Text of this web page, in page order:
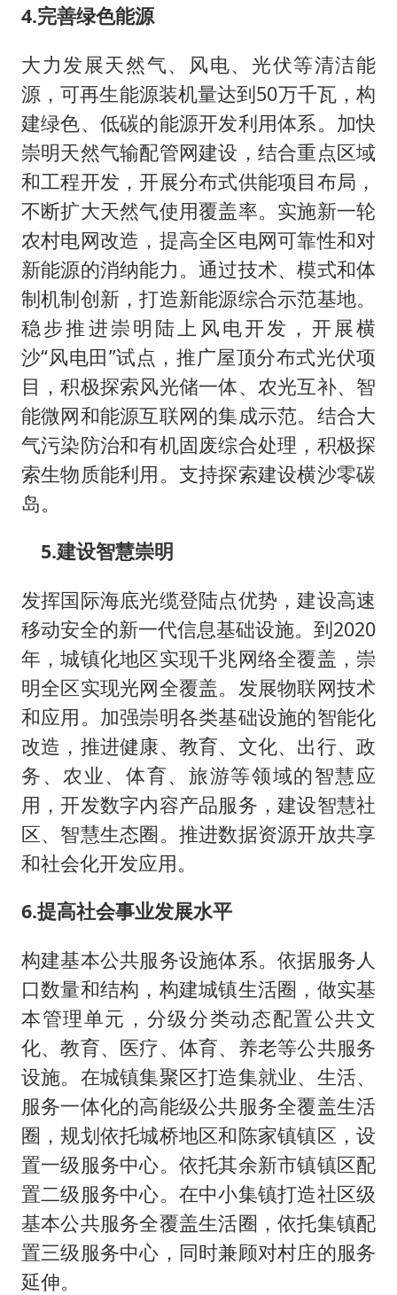
4.完善绿色能源
大力发展天然气、风电、光伏等清洁能
源，可再生能源装机量达到50万千瓦，构
建绿色、低碳的能源开发利用体系。加快
崇明天然气输配管网建设，结合重点区域
和工程开发，开展分布式供能项目布局，
不断扩大天然气使用覆盖率。实施新一轮
农村电网改造，提高全区电网可靠性和对
新能源的消纳能力。通过技术、模式和体
制机制创新，打造新能源综合示范基地。
稳步推进崇明陆上风电开发，开展横
沙“风电田”试点，推广屋顶分布式光伏项
目，积极探索风光储一体、农光互补、智
能微网和能源互联网的集成示范。结合大
气污染防治和有机固废综合处理，积极探
索生物质能利用。支持探索建设横沙零碳
岛。
5.建设智慧崇明
发挥国际海底光缆登陆点优势，建设高速
移动安全的新一代信息基础设施。到2020
年，城镇化地区实现千兆网络全覆盖，崇
明全区实现光网全覆盖。发展物联网技术
和应用。加强崇明各类基础设施的智能化
改造，推进健康、教育、文化、出行、政
务、农业、体育、旅游等领域的智慧应
用，开发数字内容产品服务，建设智慧社
区、智慧生态圈。推进数据资源开放共享
和社会化开发应用。
6.提高社会事业发展水平
构建基本公共服务设施体系。依据服务人
口数量和结构，构建城镇生活圈，做实基
本管理单元，分级分类动态配置公共文
化、教育、医疗、体育、养老等公共服务
设施。在城镇集聚区打造集就业、生活、
服务一体化的高能级公共服务全覆盖生活
圈，规划依托城桥地区和陈家镇镇区，设
置一级服务中心。依托其余新市镇镇区配
置二级服务中心。在中小集镇打造社区级
基本公共服务全覆盖生活圈，依托集镇配
置三级服务中心，同时兼顾对村庄的服务
延伸。